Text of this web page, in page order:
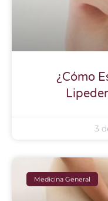
¿Cómo
3
Medicina General